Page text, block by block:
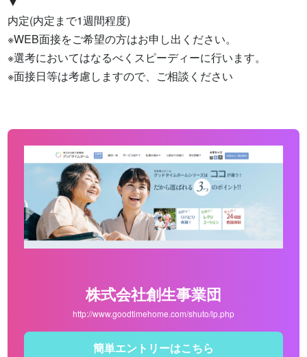
内定(内定まで1週間程度)
※WEB面接をご希望の方はお申し出ください。
※選考においてはなるべくスピーディーに行います。
※面接日等は考慮しますので、ご相談ください
株式会社創生事業団
http://www.goodtimehome.com/shuto/lp.php
簡単エントリーはこちら